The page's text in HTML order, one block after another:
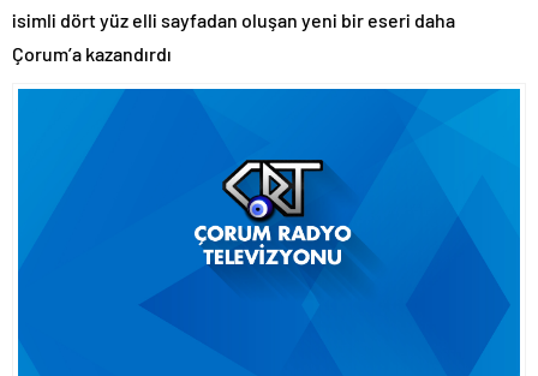
BIST
isimli dört yüz elli sayfadan oluşan yeni bir eseri daha
Çorum’a kazandırdı